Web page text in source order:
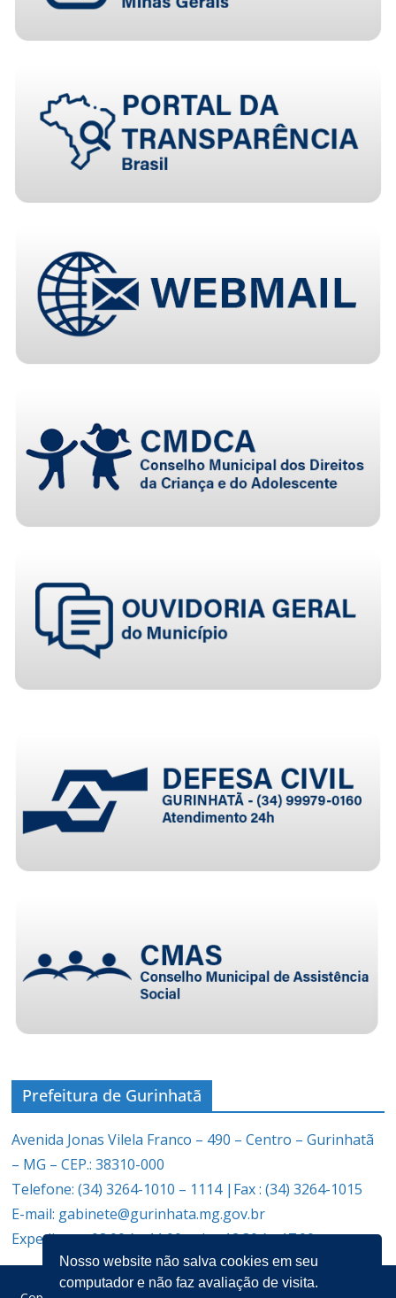
Prefeitura de Gurinhatã
Avenida Jonas Vilela Franco – 490 – Centro – Gurinhatã
– MG – CEP.: 38310-000
Telefone: (34) 3264-1010 – 1114 |Fax : (34) 3264-1015
E-mail: gabinete@gurinhata.mg.gov.br
Expediente: 08:00 às 11:00 e das 12:30 às 17:00
Nosso website não salva cookies em seu
computador e não faz avaliação de visita.